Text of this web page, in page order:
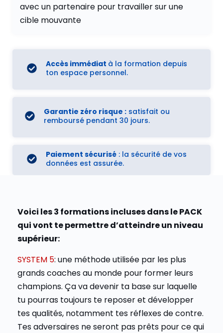
avec un partenaire pour travailler sur une
cible mouvante
Accès immédiat à la formation depuis
ton espace personnel.
Garantie zéro risque : satisfait ou
remboursé pendant 30 jours.
Paiement sécurisé: la sécurité de vos
données est assurée.
Voici les 3 formations incluses dans le PACK
qui vont te permettre d’atteindre un niveau
supérieur:
SYSTEM 5: une méthode utilisée par les plus
grands coaches au monde pour former leurs
champions. Ça va devenir ta base sur laquelle
tu pourras toujours te reposer et développer
tes qualités, notamment tes réflexes de contre.
Tes adversaires ne seront pas prêts pour ce qui